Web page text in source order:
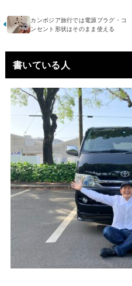
カンボジア旅行では電源プラグ・コ
ンセント形状はそのまま使える
書いている人